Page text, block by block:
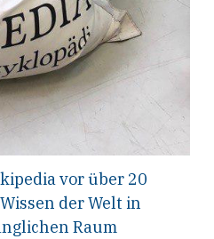
vor über 20
der Welt in
Raum